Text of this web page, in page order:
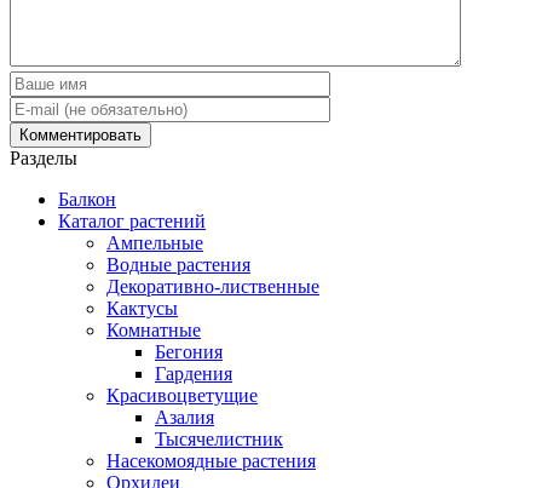
Разделы
Балкон
Каталог растений
Ампельные
Водные растения
Декоративно-лиственные
Кактусы
Комнатные
Бегония
Гардения
Красивоцветущие
Азалия
Тысячелистник
Насекомоядные растения
Орхидеи